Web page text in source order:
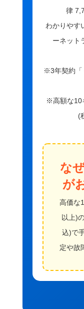
律
わかりやす
ーネット
※3年契約「
※高額な10
(
な
が
高価な
以上)
込)で
定や故